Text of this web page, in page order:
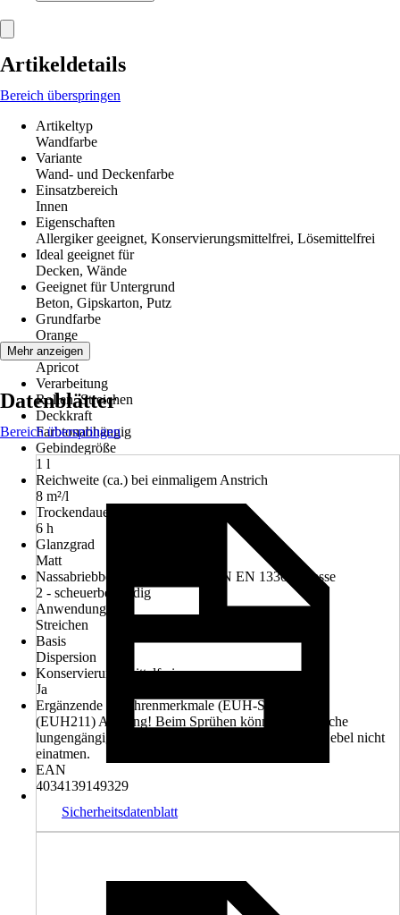
Artikeldetails
Bereich überspringen
Artikeltyp
Wandfarbe
Variante
Wand- und Deckenfarbe
Einsatzbereich
Innen
Eigenschaften
Allergiker geeignet, Konservierungsmittelfrei, Lösemittelfrei
Ideal geeignet für
Decken, Wände
Geeignet für Untergrund
Beton, Gipskarton, Putz
Grundfarbe
Orange
Farbton
Apricot
Verarbeitung
Rollen, Streichen
Deckkraft
Farbtonabhängig
Gebindegröße
1 l
Reichweite (ca.) bei einmaligem Anstrich
8 m²/l
Trockendauer ca.
6 h
Glanzgrad
Matt
Nassabriebbeständigkeit nach DIN EN 13300 Klasse
2 - scheuerbeständig
Anwendung
Streichen
Basis
Dispersion
Konservierungsmittelfrei
Ja
Ergänzende Gefahrenmerkmale (EUH-Sätze)
(EUH211) Achtung! Beim Sprühen können gefährliche
lungengängige Tröpfchen entstehen. Aerosol oder Nebel nicht
einatmen.
EAN
4034139149329
Mehr anzeigen
Datenblätter
Bereich überspringen
Sicherheitsdatenblatt